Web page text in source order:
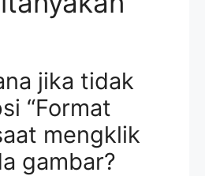
jika tidak
“Format
mengklik
gambar?